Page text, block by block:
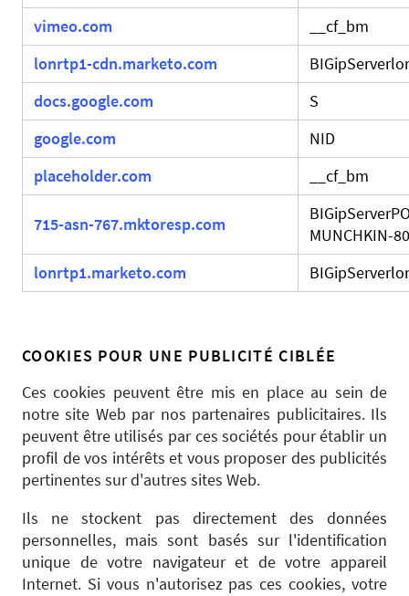
vimeo.com
__cf_bm
lonrtp1-cdn.marketo.com
docs.google.com
S
google.com
NID
placeholder.com
__cf_bm
715-asn-767.mktoresp.com
MUNCHKIN-80
lonrtp1.marketo.com
COOKIES POUR UNE PUBLICITÉ CIBLÉE
Ces cookies peuvent être mis en place au sein de
notre site Web par nos partenaires publicitaires. Ils
peuvent être utilisés par ces sociétés pour établir un
profil de vos intérêts et vous proposer des publicités
pertinentes sur d'autres sites Web.
Ils ne stockent pas directement des données
personnelles, mais sont basés sur l'identification
unique de votre navigateur et de votre appareil
Internet. Si vous n'autorisez pas ces cookies, votre